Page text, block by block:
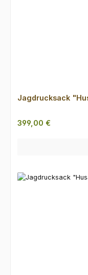
Jagdrucksack
Regulärer Preis:
399,00 €